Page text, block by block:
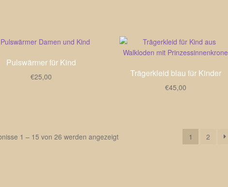
Pulswärmer für Kind
€25,00 Trägerkleid blau für Kinder
€45,00
1 – 15 von 26 werden angezeigt 1 2